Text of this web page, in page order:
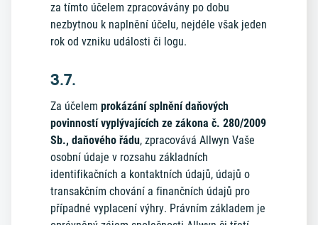
za tímto účelem zpracovávány po dobu
nezbytnou k naplnění účelu, nejdéle však jeden
rok od vzniku události či logu.
3.7.
Za účelem prokázání splnění daňových
povinností vyplývajících ze zákona č. 280/2009
Sb., daňového řádu, zpracovává Allwyn Vaše
osobní údaje v rozsahu základních
identifikačních a kontaktních údajů, údajů o
transakčním chování a finančních údajů pro
případné vyplacení výhry. Právním základem je